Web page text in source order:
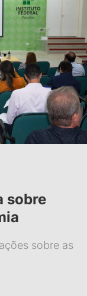
sobre
sobre as